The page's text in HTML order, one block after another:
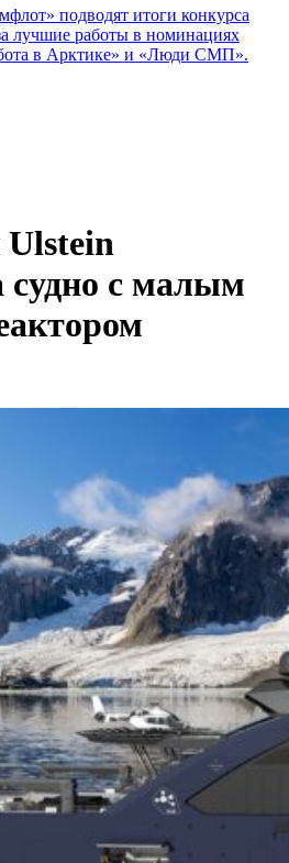
подводят итоги конкурса
лучшие работы в номинациях
в Арктике» и «Люди СМП».
судно с малым